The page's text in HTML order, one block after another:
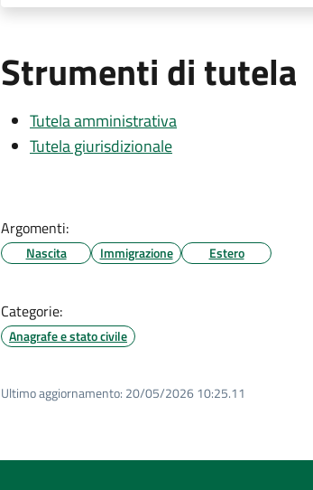
Strumenti di tutela
Tutela amministrativa
Tutela giurisdizionale
Argomenti:
Nascita Immigrazione Estero
Categorie:
Anagrafe e stato civile
Ultimo aggiornamento: 20/05/2026 10:25.11